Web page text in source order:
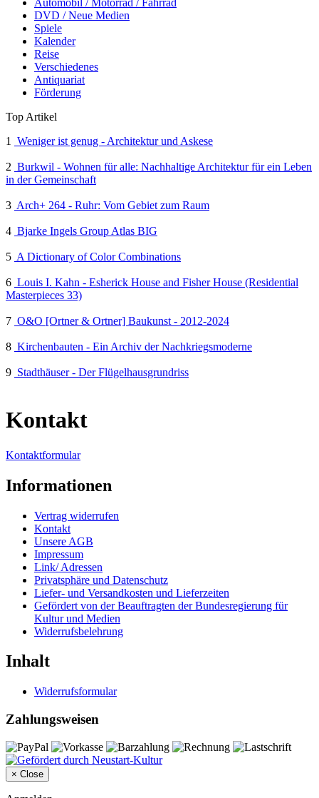
DVD / Neue Medien
Spiele
Kalender
Reise
Verschiedenes
Antiquariat
Förderung
Top Artikel
1
Weniger ist genug - Architektur und Askese
2 Burkwil - Wohnen für alle: Nachhaltige Architektur für ein Leben
in der Gemeinschaft
3 Arch+ 264 - Ruhr: Vom Gebiet zum Raum
4 Bjarke Ingels Group Atlas BIG
5 A Dictionary of Color Combinations
6 Louis I. Kahn - Esherick House and Fisher House (Residential
Masterpieces 33)
7 O&O [Ortner & Ortner] Baukunst - 2012-2024
8 Kirchenbauten - Ein Archiv der Nachkriegsmoderne
9 Stadthäuser - Der Flügelhausgrundriss
Kontakt
Kontaktformular
Informationen
Vertrag widerrufen
Kontakt
Unsere AGB
Impressum
Link/ Adressen
Privatsphäre und Datenschutz
Liefer- und Versandkosten und Lieferzeiten
Gefördert von der Beauftragten der Bundesregierung für
Kultur und Medien
Widerrufsbelehrung
Inhalt
Widerrufsformular
Zahlungsweisen
× Close